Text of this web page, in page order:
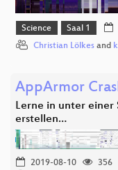
Science Saal 1
Christian Lölkes and
AppArmor
Lerne in unter
erstellen…
2019-08-10
356